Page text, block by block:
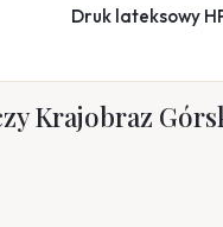
Druk lateksowy
Krajobraz